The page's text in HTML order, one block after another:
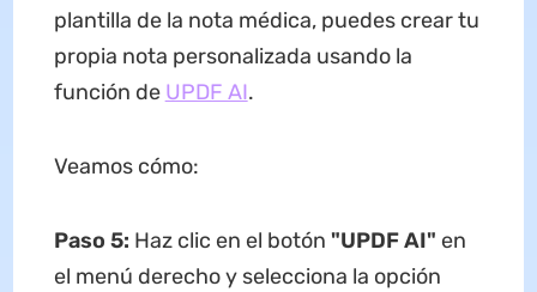
plantilla de la nota médica, puedes crear tu
propia nota personalizada usando la
función de UPDF AI.
Veamos cómo:
Paso 5: Haz clic en el botón "UPDF AI" en
el menú derecho y selecciona la opción